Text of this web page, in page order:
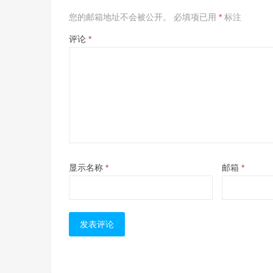
您的邮箱地址不会被公开。 必填项已用 * 标注
评论 *
显示名称 * 邮箱 *